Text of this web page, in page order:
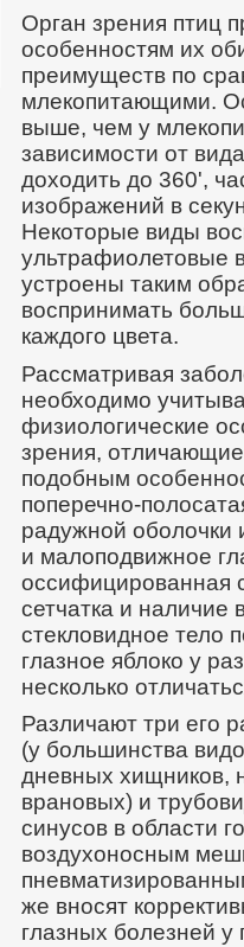
Орган зрения птиц
особенностям их
преимуществ по
млекопитающими.
выше, чем у
зависимости от
доходить до 360',
изображений в
Некоторые виды
ультрафиолетовые
устроены таким
воспринимать
каждого цвета.
Рассматривая
необходимо
физиологические
зрения,
подобным
поперечно-
радужной оболочки
и малоподвижное
оссифицированная
сетчатка и наличие
стекловидное тело
глазное яблоко у
несколько
Различают три его
(у большинства
дневных хищников,
врановых) и
синусов в области
воздухоносным
же вносят
глазных болезней у